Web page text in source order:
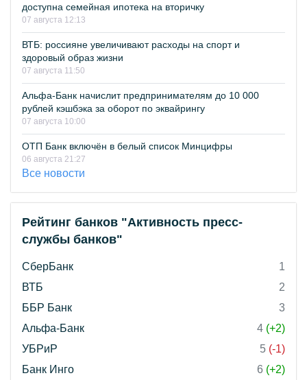
доступна семейная ипотека на вторичку
07 августа 12:13
ВТБ: россияне увеличивают расходы на спорт и
здоровый образ жизни
07 августа 11:50
Альфа-Банк начислит предпринимателям до 10 000
рублей кэшбэка за оборот по эквайрингу
07 августа 10:00
ОТП Банк включён в белый список Минцифры
06 августа 21:27
Все новости
Рейтинг банков "Активность пресс-
службы банков"
СберБанк
1
ВТБ
2
ББР Банк
3
Альфа-Банк
4 (+2)
УБРиР
5 (-1)
Банк Инго
6 (+2)